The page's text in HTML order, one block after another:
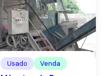
Usado Venda